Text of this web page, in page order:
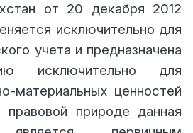
от 20 декабря 2012
исключительно для
учета и предназначена
исключительно для
материальных ценностей
природе данная